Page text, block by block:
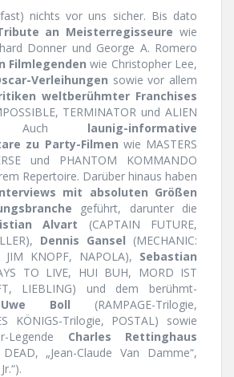
nichts vor uns sicher. Bis dato
an Meisterregisseure wie
Donner und George A. Romero
Filmlegenden wie Christopher Lee,
Verleihungen sowie vor allem
weltberühmter Franchises
TERMINATOR und ALIEN
Auch launig-informative
zu Party-Filmen wie MASTERS
und PHANTOM KOMMANDO
Repertoire. Darüber hinaus haben
mit absoluten Größen
geführt, darunter die
Alvart (CAPTAIN FUTURE,
Dennis Gansel (MECHANIC:
JIM KNOPF, NAPOLA), Sebastian
TO LIVE, HUI BUH, MORD IST
LIEBLING) und dem berühmt-
Uwe Boll (RAMPAGE-Trilogie,
KÖNIGS-Trilogie, POSTAL) sowie
Legende Charles Rettinghaus
„Jean-Claude Van Damme“,